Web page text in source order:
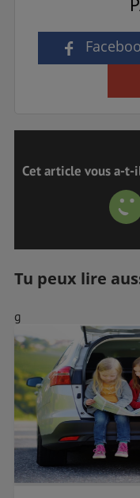
Cet article vous a-t-
Tu peux lire
g